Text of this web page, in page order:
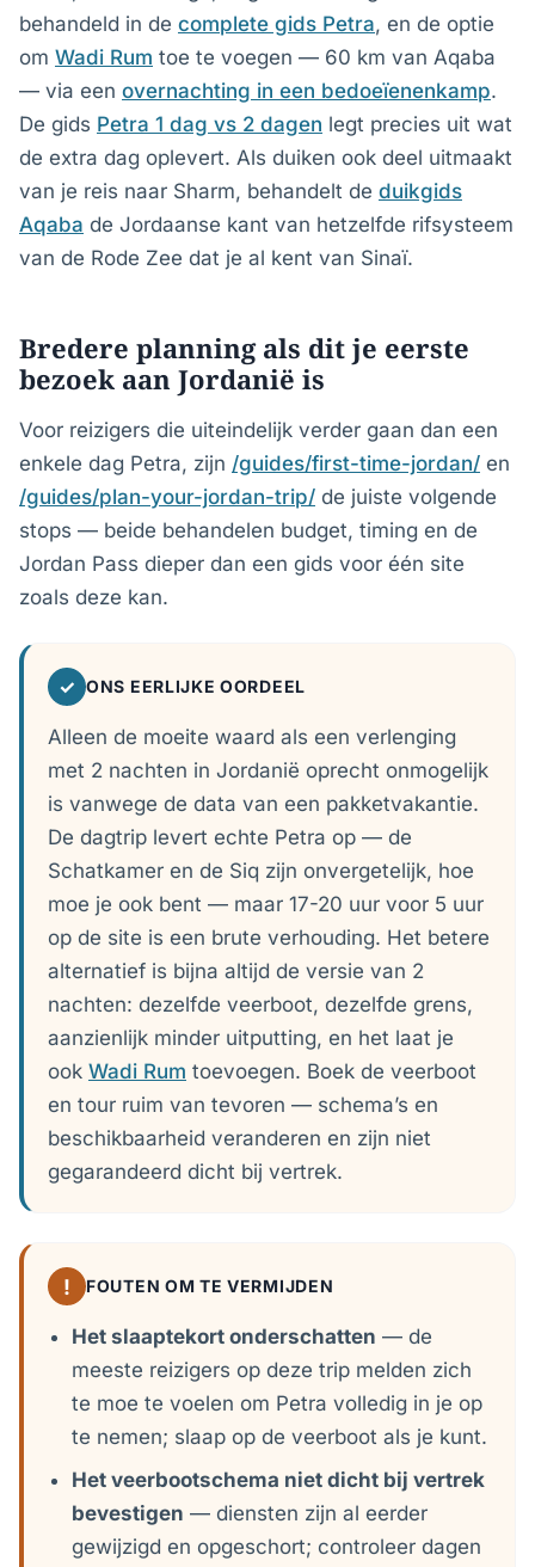
behandeld in de complete gids Petra, en de optie
om Wadi Rum toe te voegen — 60 km van Aqaba
— via een overnachting in een bedoeïenenkamp.
De gids Petra 1 dag vs 2 dagen legt precies uit wat
de extra dag oplevert. Als duiken ook deel uitmaakt
van je reis naar Sharm, behandelt de duikgids
Aqaba de Jordaanse kant van hetzelfde rifsysteem
van de Rode Zee dat je al kent van Sinaï.
Bredere planning als dit je eerste
bezoek aan Jordanië is
Voor reizigers die uiteindelijk verder gaan dan een
enkele dag Petra, zijn /guides/first-time-jordan/ en
/guides/plan-your-jordan-trip/ de juiste volgende
stops — beide behandelen budget, timing en de
Jordan Pass dieper dan een gids voor één site
zoals deze kan.
✓ ONS EERLIJKE OORDEEL
Alleen de moeite waard als een verlenging
met 2 nachten in Jordanië oprecht onmogelijk
is vanwege de data van een pakketvakantie.
De dagtrip levert echte Petra op — de
Schatkamer en de Siq zijn onvergetelijk, hoe
moe je ook bent — maar 17-20 uur voor 5 uur
op de site is een brute verhouding. Het betere
alternatief is bijna altijd de versie van 2
nachten: dezelfde veerboot, dezelfde grens,
aanzienlijk minder uitputting, en het laat je
ook Wadi Rum toevoegen. Boek de veerboot
en tour ruim van tevoren — schema’s en
beschikbaarheid veranderen en zijn niet
gegarandeerd dicht bij vertrek.
! FOUTEN OM TE VERMIJDEN
Het slaaptekort onderschatten — de
meeste reizigers op deze trip melden zich
te moe te voelen om Petra volledig in je op
te nemen; slaap op de veerboot als je kunt.
Het veerbootschema niet dicht bij vertrek
bevestigen — diensten zijn al eerder
gewijzigd en opgeschort; controleer dagen